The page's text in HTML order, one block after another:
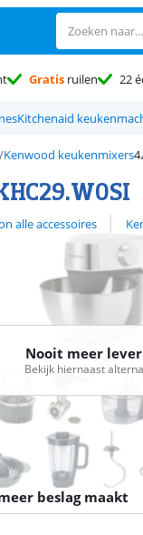
Gratis ruilen 22
Kitchenaid
Kenwood keukenmixers
reviews.
alle accessoires
Nooit meer
Bekijk hiernaast
beslag maakt